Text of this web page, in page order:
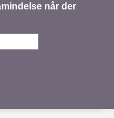
når der